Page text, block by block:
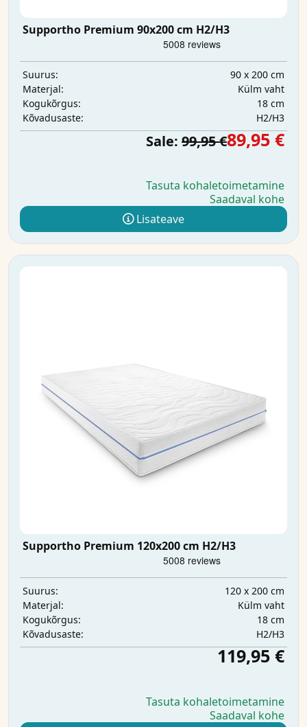
Supportho Premium 90x200 cm H2/H3
Suurus:
90 x 200 cm
Materjal:
Külm vaht
Kogukõrgus:
18 cm
Kõvadusaste:
H2/H3
Sale: 99,95 €89,95 €
Tasuta kohaletoimetamine
Saadaval kohe
Lisateave
Supportho Premium 120x200 cm H2/H3
Suurus:
120 x 200 cm
Materjal:
Külm vaht
Kogukõrgus:
18 cm
Kõvadusaste:
H2/H3
119,95 €
Tasuta kohaletoimetamine
Saadaval kohe